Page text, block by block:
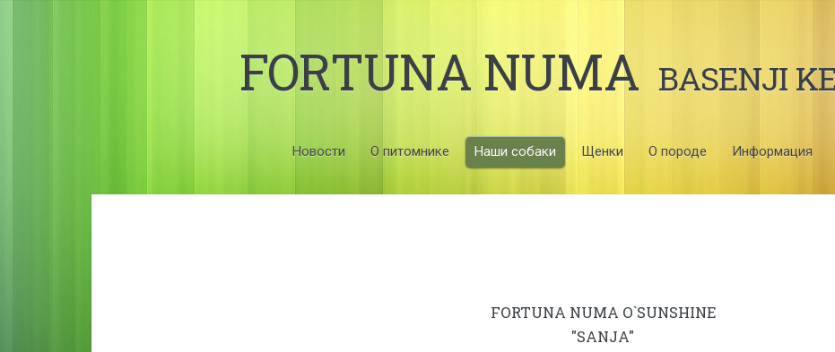
FORTUNA NUMA BASENJI
Новости О питомнике Наши собаки Щенки О породе Информация
FORTUNA NUMA O`SUNSHINE
"SANJA"